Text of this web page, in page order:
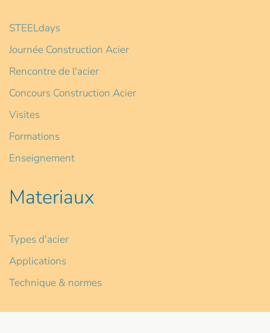
STEELdays
Journée Construction Acier
Rencontre de l'acier
Concours Construction Acier
Visites
Formations
Enseignement
Materiaux
Types d'acier
Applications
Technique & normes